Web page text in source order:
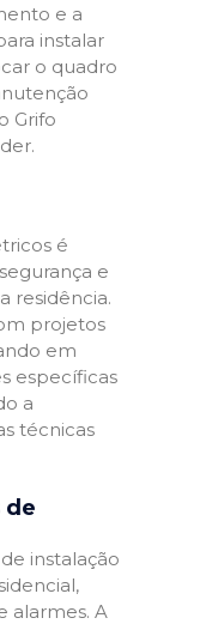
e a
instalar
o quadro
Grifo
é
e
residência.
projetos
em
específicas
a
técnicas
de
instalação
alarmes. A